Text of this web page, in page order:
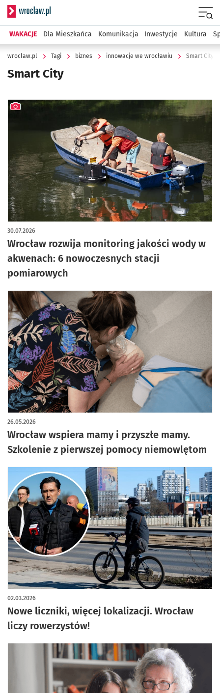
Serwis informacyjny wroclaw.pl
WAKACJE Dla Mieszkańca Komunikacja Inwestycje Kultura
wroclaw.pl Tagi biznes innowacje we wrocławiu Smart City
Smart City
Wrocław rozwija monitoring jakości wody w
akwenach: 6 nowoczesnych stacji
pomiarowych
30.07.2026
artykuł z galerią zdjęć
Wrocław wspiera mamy i przyszłe mamy.
Szkolenie z pierwszej pomocy niemowlętom
26.05.2026
Nowe liczniki, więcej lokalizacji. Wrocław
liczy rowerzystów!
02.03.2026